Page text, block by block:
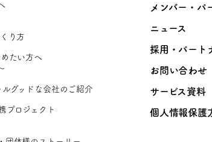
り方
たい方へ
グッドな会社のご紹介
プロジェクト
メンバー・パ
ニュース
採用・パート
お問い合わせ
サービス資料
個人情報保護